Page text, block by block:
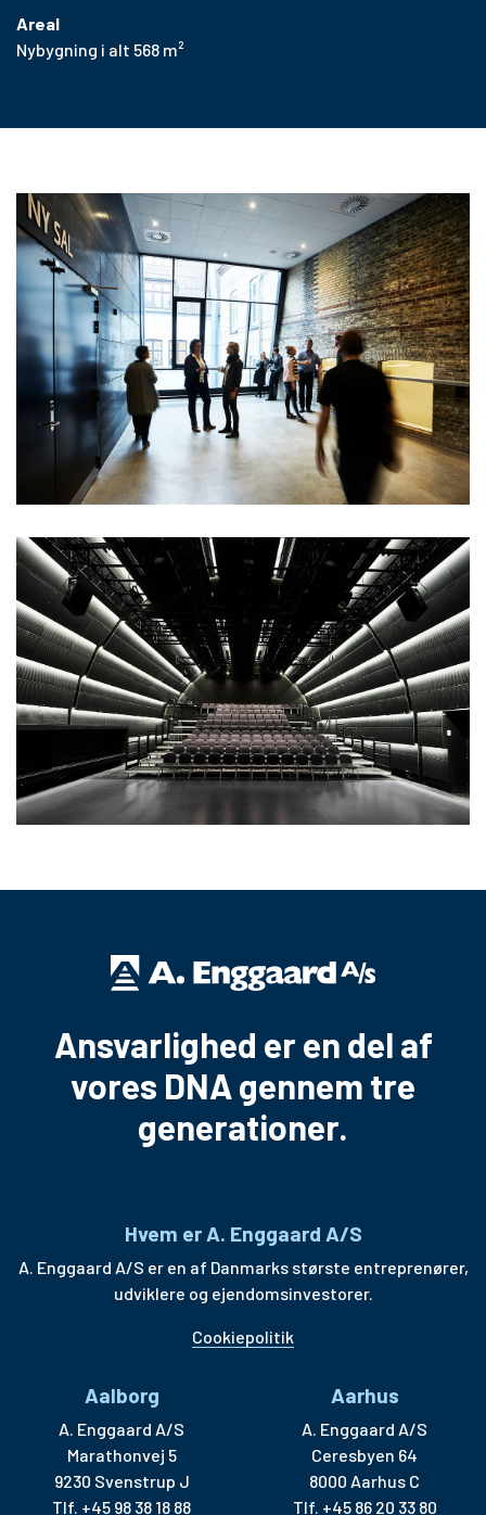
Areal
Nybygning i alt 568 m²
Ansvarlighed er en del af
vores DNA gennem tre
generationer.
Hvem er A. Enggaard A/S
A. Enggaard A/S er en af Danmarks største entreprenører,
udviklere og ejendomsinvestorer.
Cookiepolitik
Aalborg
A. Enggaard A/S
Marathonvej 5
9230 Svenstrup J
Tlf. +45 98 38 18 88
Aarhus
A. Enggaard A/S
Ceresbyen 64
8000 Aarhus C
Tlf. +45 86 20 33 80